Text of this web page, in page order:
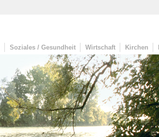
Soziales / Gesundheit Wirtschaft Kirchen